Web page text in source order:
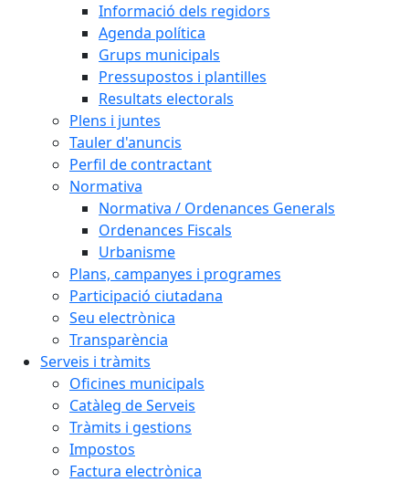
Informació dels regidors
Agenda política
Grups municipals
Pressupostos i plantilles
Resultats electorals
Plens i juntes
Tauler d'anuncis
Perfil de contractant
Normativa
Normativa / Ordenances Generals
Ordenances Fiscals
Urbanisme
Plans, campanyes i programes
Participació ciutadana
Seu electrònica
Transparència
Serveis i tràmits
Oficines municipals
Catàleg de Serveis
Tràmits i gestions
Impostos
Factura electrònica